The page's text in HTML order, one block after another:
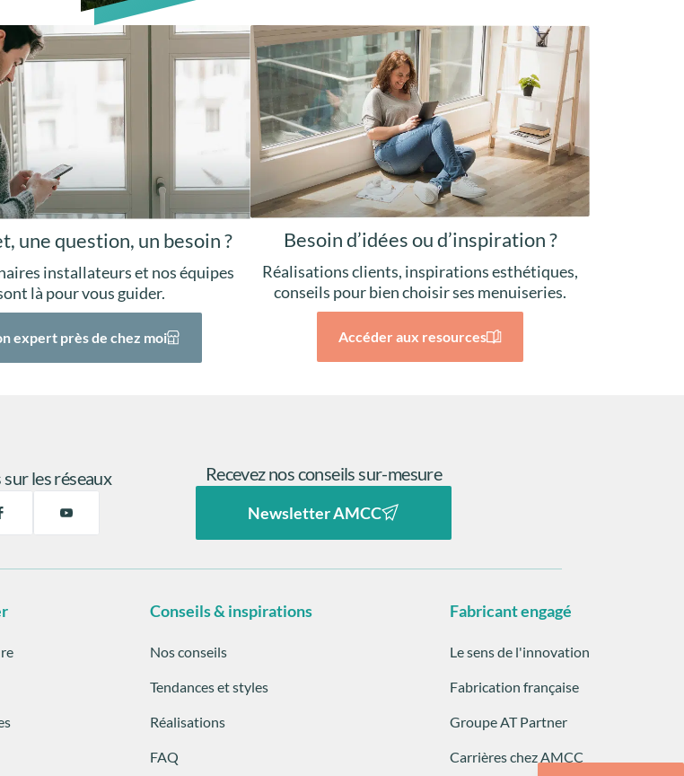
une question, un besoin ?
installateurs et nos équipes
là pour vous guider.
expert près de chez moi
Besoin d’idées ou d’inspiration ?
Réalisations clients, inspirations esthétiques,
conseils pour bien choisir ses menuiseries.
Accéder aux resources
les réseaux Recevez nos conseils sur-mesure
Newsletter AMCC
Conseils & inspirations
Nos conseils
Tendances et styles
Réalisations
FAQ
Fabricant engagé
Le sens de l'innovation
Fabrication française
Groupe AT Partner
Carrières chez AMCC